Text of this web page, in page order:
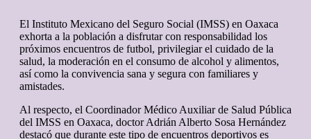
El Instituto Mexicano del Seguro Social (IMSS) en Oaxaca
exhorta a la población a disfrutar con responsabilidad los
próximos encuentros de futbol, privilegiar el cuidado de la
salud, la moderación en el consumo de alcohol y alimentos,
así como la convivencia sana y segura con familiares y
amistades.
Al respecto, el Coordinador Médico Auxiliar de Salud Pública
del IMSS en Oaxaca, doctor Adrián Alberto Sosa Hernández
destacó que durante este tipo de encuentros deportivos es